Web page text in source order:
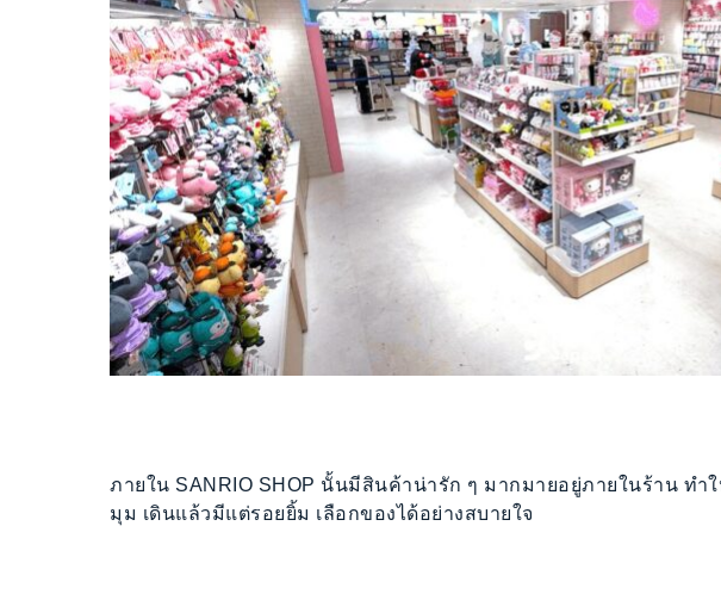
ภายใน SANRIO SHOP นั้นมีสินค้าน่ารัก ๆ มากมายอยู่ภายในร้าน ทำ
มุม เดินแล้วมีแต่รอยยิ้ม เลือกของได้อย่างสบายใจ